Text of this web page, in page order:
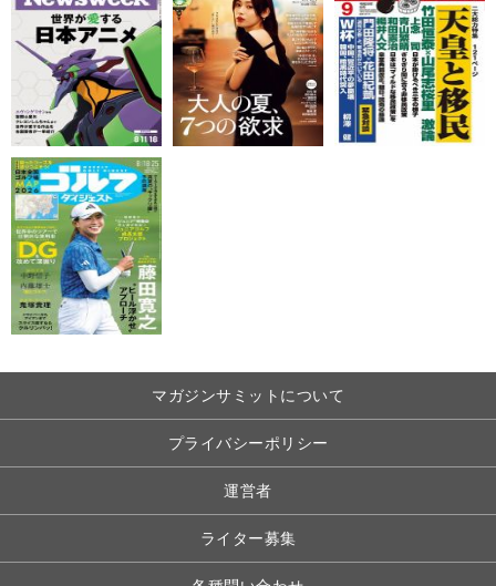
マガジンサミットについて
プライバシーポリシー
運営者
ライター募集